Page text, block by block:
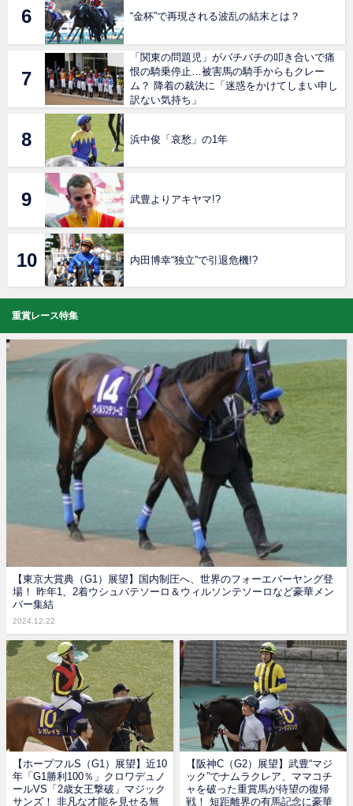
“金杯”で再現される波乱の結末とは？
「関東の問題児」がバチバチの叩き合いで痛
恨の騎乗停止…被害馬の騎手からもクレー
ム？ 降着の裁決に「迷惑をかけてしまい申し
訳ない気持ち」
浜中俊「哀愁」の1年
武豊よりアキヤマ!?
内田博幸“独立”で引退危機!?
重賞レース特集
【東京大賞典（G1）展望】国内制圧へ、世界のフォーエバーヤング登
場！ 昨年1、2着ウシュバテソーロ＆ウィルソンテソーロなど豪華メン
バー集結
2024.12.22
【ホープフルS（G1）展望】近10
年「G1勝利100％」クロワデュノ
ールVS「2歳女王撃破」マジック
サンズ！ 非凡な才能を見せる無
【阪神C（G2）展望】武豊“マジ
ック”でナムラクレア、ママコチ
ャを破った重賞馬が待望の復帰
戦！ 短距離界の有馬記念に豪華